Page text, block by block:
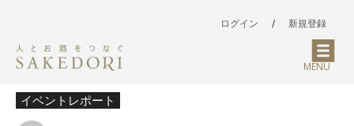
ログイン / 新規登録
MENU
イベントレポート